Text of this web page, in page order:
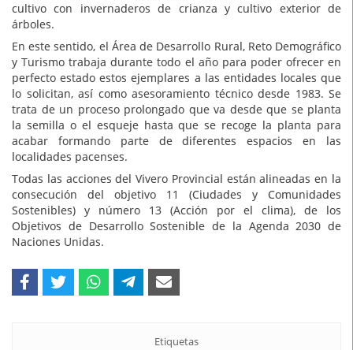
cultivo con invernaderos de crianza y cultivo exterior de
árboles.
En este sentido, el Área de Desarrollo Rural, Reto Demográfico
y Turismo trabaja durante todo el año para poder ofrecer en
perfecto estado estos ejemplares a las entidades locales que
lo solicitan, así como asesoramiento técnico desde 1983. Se
trata de un proceso prolongado que va desde que se planta
la semilla o el esqueje hasta que se recoge la planta para
acabar formando parte de diferentes espacios en las
localidades pacenses.
Todas las acciones del Vivero Provincial están alineadas en la
consecución del objetivo 11 (Ciudades y Comunidades
Sostenibles) y número 13 (Acción por el clima), de los
Objetivos de Desarrollo Sostenible de la Agenda 2030 de
Naciones Unidas.
Etiquetas